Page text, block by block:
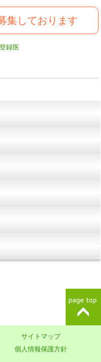
集しております
録医
サイトマップ
個人情報保護方針